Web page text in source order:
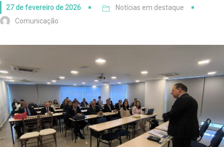
27 de fevereiro de 2026
Notícias em destaque
Comunicação